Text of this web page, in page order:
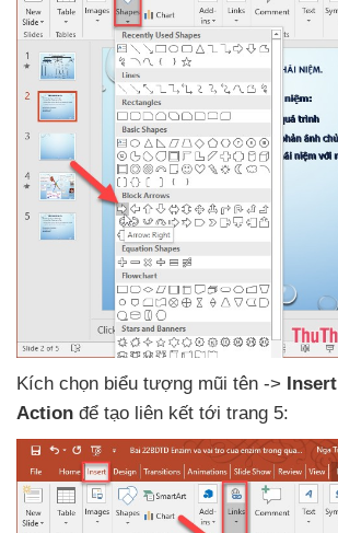
Kích chọn biểu tượng mũi tên -> Insert
Action để tạo liên kết tới trang 5: